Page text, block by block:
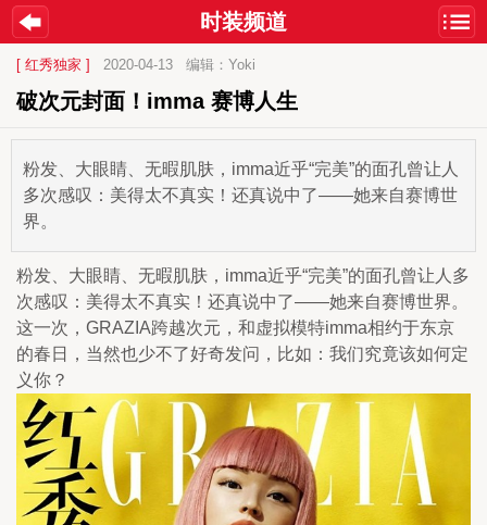
时装频道
[ 红秀独家 ] 2020-04-13 编辑：Yoki
破次元封面！imma 赛博人生
粉发、大眼睛、无暇肌肤，imma近乎“完美”的面孔曾让人
多次感叹：美得太不真实！还真说中了——她来自赛博世
界。
粉发、大眼睛、无暇肌肤，imma近乎“完美”的面孔曾让人多
次感叹：美得太不真实！还真说中了——她来自赛博世界。
这一次，GRAZIA跨越次元，和虚拟模特imma相约于东京
的春日，当然也少不了好奇发问，比如：我们究竟该如何定
义你？